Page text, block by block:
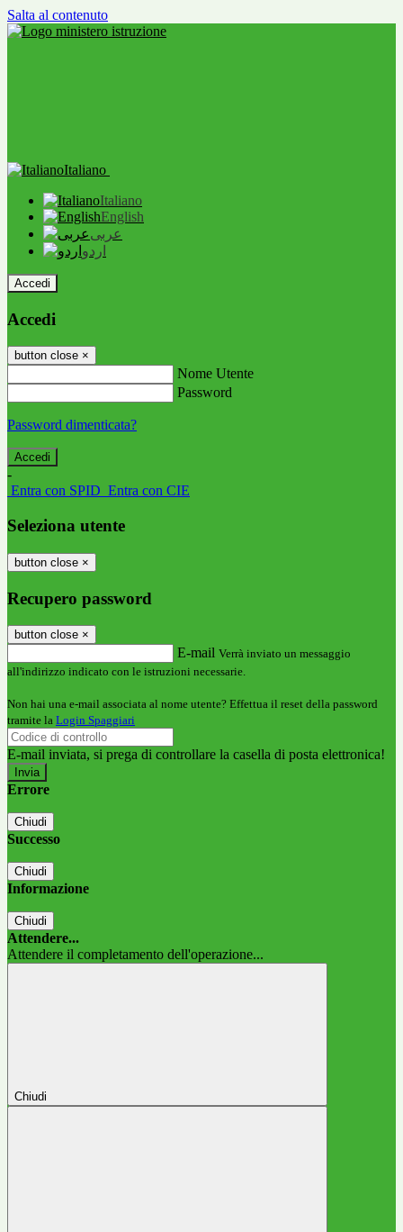
Salta al contenuto
Italiano
Italiano
English
عربى
اردو
Accedi
Accedi
button close ×
Nome Utente
Password
Password dimenticata?
-
Entra con SPID Entra con CIE
Seleziona utente
button close ×
Recupero password
button close ×
E-mail Verrà inviato un messaggio
all'indirizzo indicato con le istruzioni necessarie.
Non hai una e-mail associata al nome utente? Effettua il reset della password
tramite la Login Spaggiari
E-mail inviata, si prega di controllare la casella di posta elettronica!
Errore
Chiudi
Successo
Chiudi
Informazione
Chiudi
Attendere...
Attendere il completamento dell'operazione...
Chiudi